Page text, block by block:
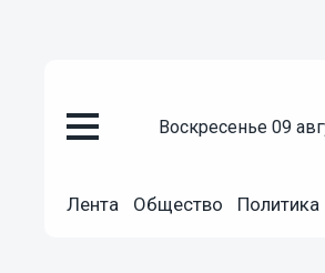
воскресенье 09
Лента Общество Политика
Два дома поджег